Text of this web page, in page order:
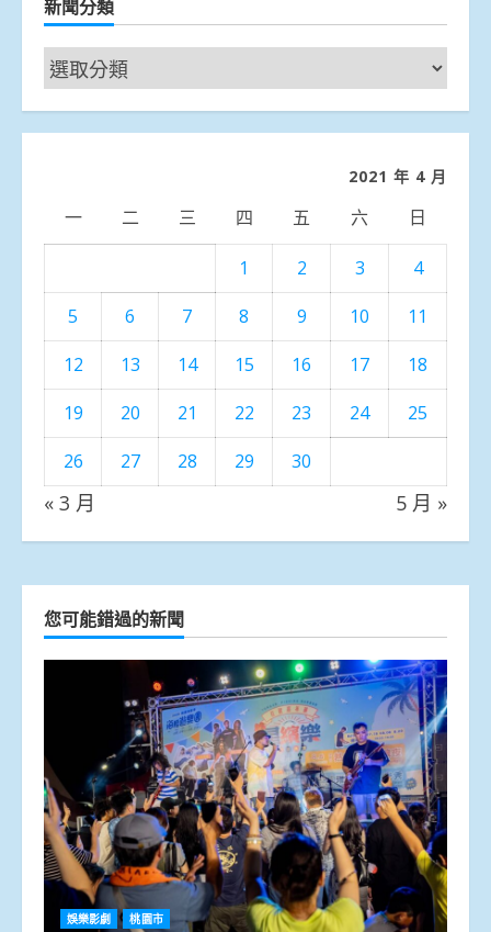
新聞分類
新
聞
分
2021 年 4 月
一 二 三 四 五 六 日
1 2 3
4
5
6 7 8 9 10
11
12
13 14 15 16 17
18
19
20 21 22 23 24
25
26
27 28 29 30
« 3 月 5 月 »
您可能錯過的新聞
娛樂影劇 桃園市